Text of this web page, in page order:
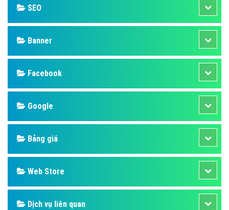
SEO
Banner
Facebook
Google
Bảng giá
Web Store
Dịch vụ liên quan